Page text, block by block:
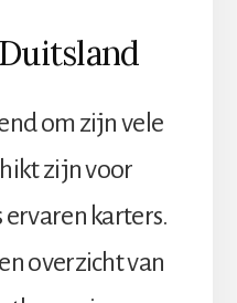
om zijn vele
zijn voor
karters.
overzicht van